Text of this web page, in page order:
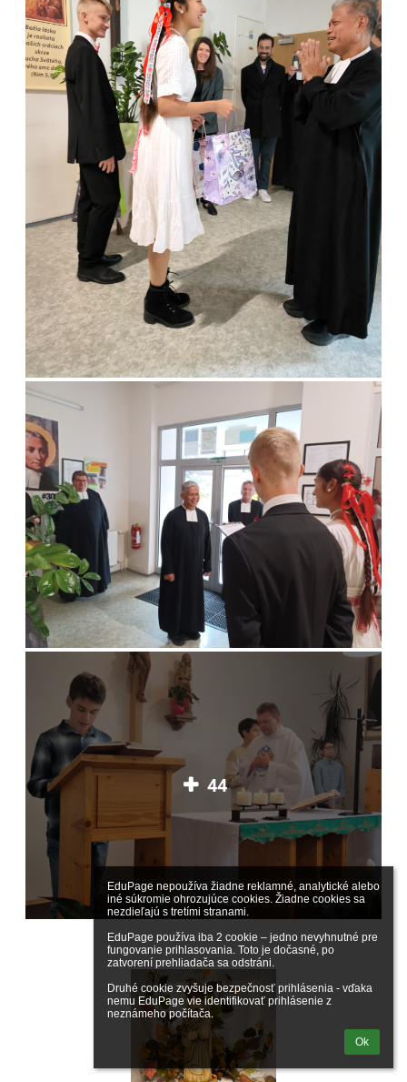
EduPage nepoužíva žiadne reklamné, analytické alebo
iné súkromie ohrozujúce cookies. Žiadne cookies sa
nezdieľajú s tretími stranami.
EduPage používa iba 2 cookie – jedno nevyhnutné pre
fungovanie prihlasovania. Toto je dočasné, po
zatvorení prehliadača sa odstráni.
Druhé cookie zvyšuje bezpečnosť prihlásenia - vďaka
nemu EduPage vie identifikovať prihlásenie z
neznámeho počítača.
Ok
44